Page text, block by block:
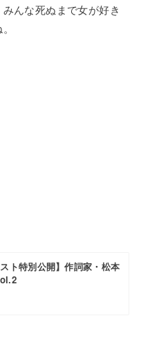
んな死ぬまで女が好き
ト特別公開】作詞家・松本